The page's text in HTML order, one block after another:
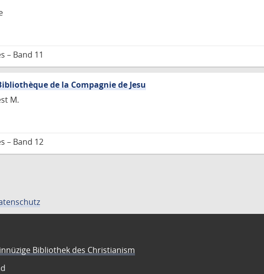
– Band 11
de la Compagnie de Jesu
M.
– Band 12
Bibliothek des Christianism